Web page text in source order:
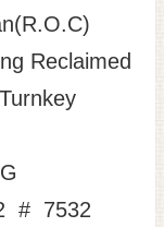
Reclaimed
# 7532